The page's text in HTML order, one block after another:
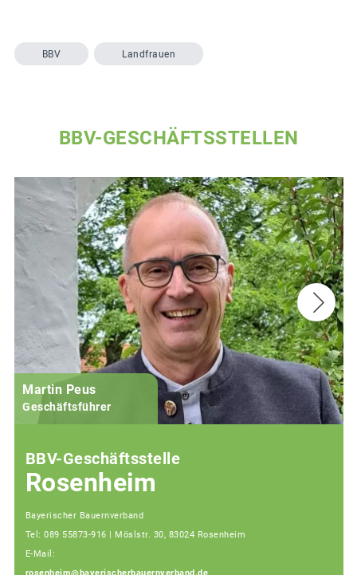
BBV Landfrauen
BBV-GESCHÄFTSSTELLEN
Martin Peus
Geschäftsführer
BBV-Geschäftsstelle
Rosenheim
Bayerischer Bauernverband
Tel: 089 55873-916 | Möslstr. 30, 83024 Rosenheim
E-Mail:
rosenheim@bayerischerbauernverband.de